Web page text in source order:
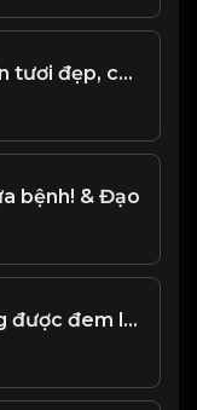
Cuộc sống sẽ trở nên tươi đẹp, chỉ bằng cách không bận tâm tới những điều không đáng! & Đạo
bệnh! & Đạo
Sống trên đời, không được đem lòng tham tranh giành công danh lợi lộc! & Đạo